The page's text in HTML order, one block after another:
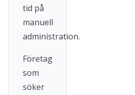
tid på
manuell
administration.
Företag
som
söker